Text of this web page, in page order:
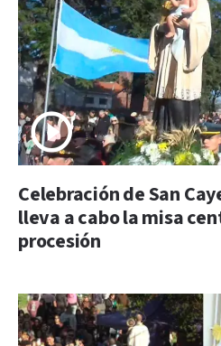
Celebración de San
lleva a cabo la misa
procesión